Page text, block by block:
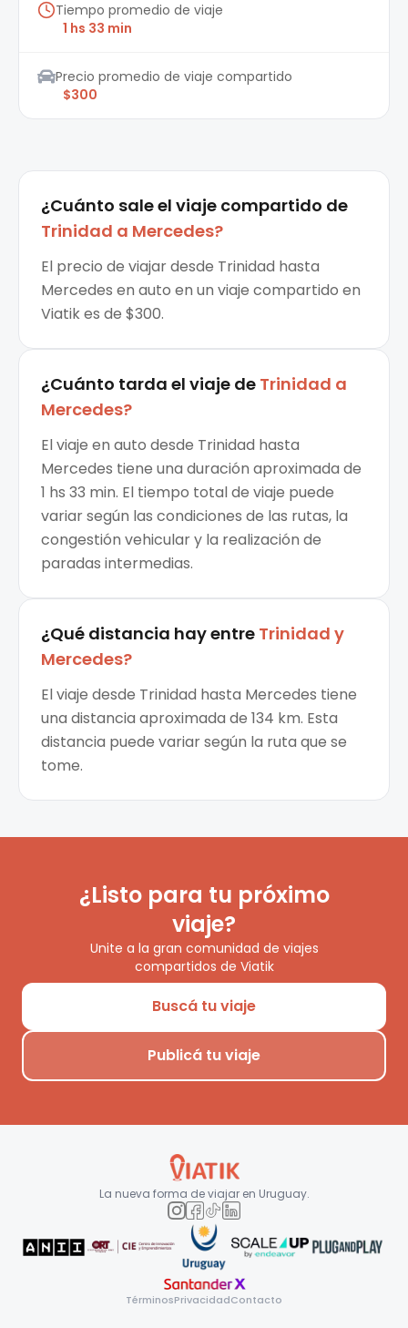
Tiempo promedio de viaje
1 hs 33 min
Precio promedio de viaje compartido
$300
¿Cuánto sale el viaje compartido de
Trinidad a Mercedes?
El precio de viajar desde Trinidad hasta
Mercedes en auto en un viaje compartido en
Viatik es de $300.
¿Cuánto tarda el viaje de Trinidad a
Mercedes?
El viaje en auto desde Trinidad hasta
Mercedes tiene una duración aproximada de
1 hs 33 min. El tiempo total de viaje puede
variar según las condiciones de las rutas, la
congestión vehicular y la realización de
paradas intermedias.
¿Qué distancia hay entre Trinidad y
Mercedes?
El viaje desde Trinidad hasta Mercedes tiene
una distancia aproximada de 134 km. Esta
distancia puede variar según la ruta que se
tome.
¿Listo para tu próximo
viaje?
Unite a la gran comunidad de viajes
compartidos de Viatik
Buscá tu viaje
Publicá tu viaje
La nueva forma de viajar en Uruguay.
TérminosPrivacidadContacto